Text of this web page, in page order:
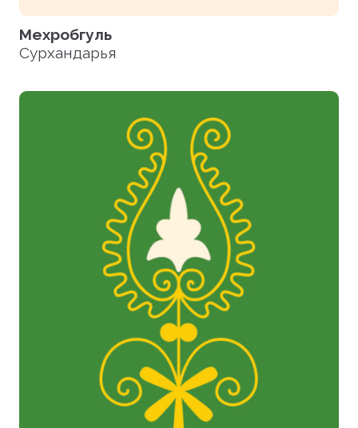
Мехробгуль
Сурхандарья